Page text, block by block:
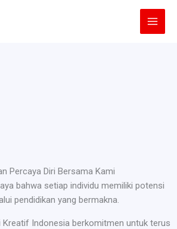
Percaya Diri Bersama Kami
bahwa setiap individu memiliki potensi
pendidikan yang bermakna.
Kreatif Indonesia berkomitmen untuk terus